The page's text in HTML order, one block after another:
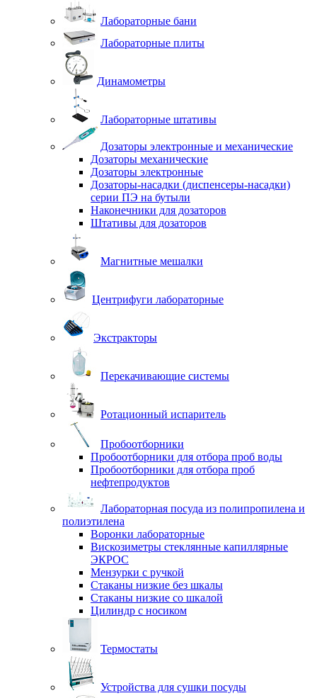
Лабораторные бани
Лабораторные плиты
Динамометры
Лабораторные штативы
Дозаторы электронные и механические
Дозаторы механические
Дозаторы электронные
Дозаторы-насадки (диспенсеры-насадки)
серии ПЭ на бутыли
Наконечники для дозаторов
Штативы для дозаторов
Магнитные мешалки
Центрифуги лабораторные
Экстракторы
Перекачивающие системы
Ротационный испаритель
Пробоотборники
Пробоотборники для отбора проб воды
Пробоотборники для отбора проб
нефтепродуктов
Лабораторная посуда из полипропилена и
полиэтилена
Воронки лабораторные
Вискозиметры стеклянные капиллярные
ЭКРОС
Мензурки с ручкой
Стаканы низкие без шкалы
Стаканы низкие со шкалой
Цилиндр с носиком
Термостаты
Устройства для сушки посуды